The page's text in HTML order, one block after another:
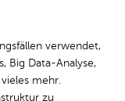
verwendet,
Big Data-Analyse,
mehr.
zu